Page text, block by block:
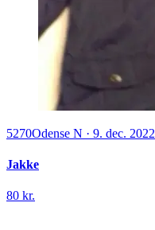
5270Odense N · 9. dec. 2022
Jakke
80 kr.